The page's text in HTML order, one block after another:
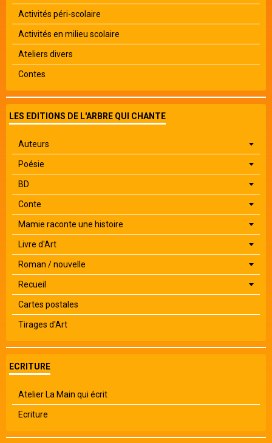
Activités péri-scolaire
Activités en milieu scolaire
Ateliers divers
Contes
LES EDITIONS DE L'ARBRE QUI CHANTE
Auteurs
Poésie
BD
Conte
Mamie raconte une histoire
Livre d'Art
Roman / nouvelle
Recueil
Cartes postales
Tirages d'Art
ECRITURE
Atelier La Main qui écrit
Ecriture